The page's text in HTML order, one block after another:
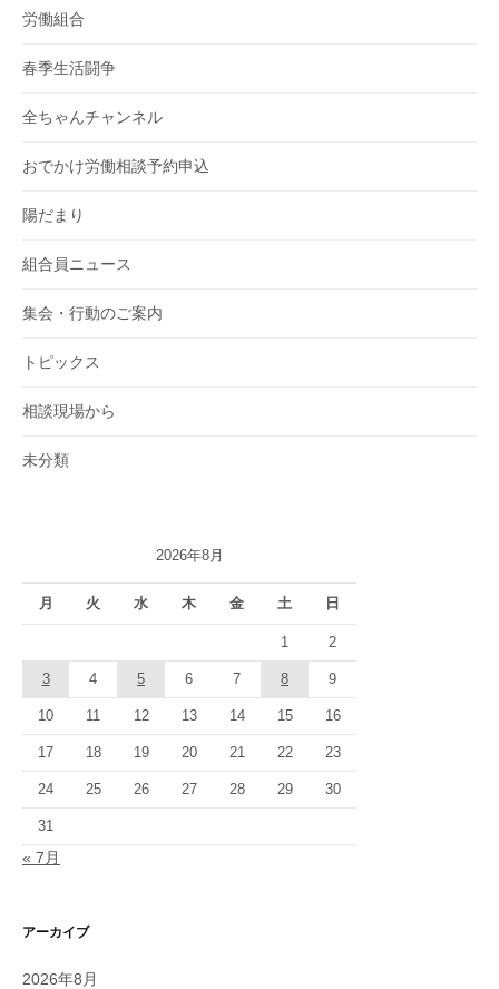
労働組合
春季生活闘争
全ちゃんチャンネル
おでかけ労働相談予約申込
陽だまり
組合員ニュース
集会・行動のご案内
トピックス
相談現場から
未分類
2026年8月
月 火 水 木 金 土 日
1 2
3 4 5 6 7 8 9
10 11 12 13 14 15 16
17 18 19 20 21 22 23
24 25 26 27 28 29 30
31
« 7月
アーカイブ
2026年8月